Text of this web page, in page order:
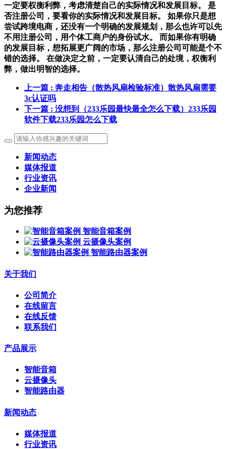
一定要权衡利弊，考虑清楚自己的实际情况和发展目标。 是
否注册公司，要看你的实际情况和发展目标。 如果你只是想
尝试跨境电商，还没有一个明确的发展规划，那么也许可以先
不用注册公司，用个体工商户的身份试水。 而如果你有明确
的发展目标，想拓展更广阔的市场，那么注册公司可能是个不
错的选择。 在做决定之前，一定要认清自己的处境，权衡利
弊，做出明智的选择。
上一篇 : 奔走相告（散热风扇检验标准）散热风扇需要
3c认证吗
下一篇 : 没想到（233乐园最快最全怎么下载）233乐园
软件下载233乐园怎么下载
新闻动态
媒体报道
行业资讯
企业新闻
为您推荐
智能音箱案例
云摄像头案例
智能路由器案例
关于我们
公司简介
在线留言
在线反馈
联系我们
产品展示
智能音箱
云摄像头
智能路由器
新闻动态
媒体报道
行业资讯